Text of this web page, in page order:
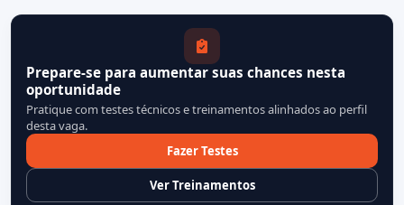
Prepare-se para aumentar suas chances nesta
oportunidade
Pratique com testes técnicos e treinamentos alinhados ao perfil
desta vaga.
Fazer Testes
Ver Treinamentos